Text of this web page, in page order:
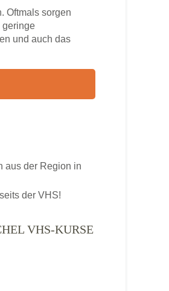
Oftmals sorgen
geringe
und auch das
aus der Region in
der VHS!
VHS-KURSE